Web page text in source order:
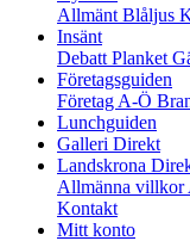
Allmänt Blåljus
Insänt
Debatt Planket
Företagsguiden
Företag A-Ö
Lunchguiden
Galleri Direkt
Landskrona
Allmänna villkor
Kontakt
Mitt konto